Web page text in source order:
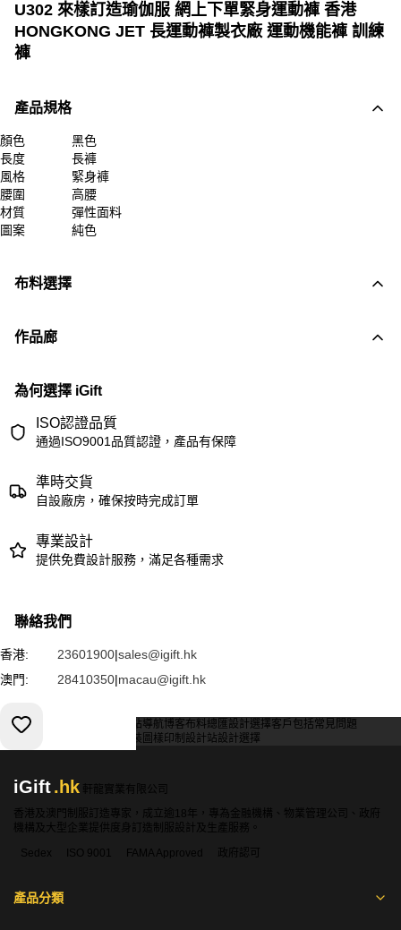
U302 來樣訂造瑜伽服 網上下單緊身運動褲 香港
HONGKONG JET 長運動褲製衣廠 運動機能褲 訓練
褲
產品規格
顏色
黑色
長度
長褲
風格
緊身褲
腰圍
高腰
材質
彈性面料
圖案
純色
布料選擇
作品廊
為何選擇 iGift
ISO認證品質
通過ISO9001品質認證，產品有保障
準時交貨
自設廠房，確保按時完成訂單
專業設計
提供免費設計服務，滿足各種需求
聯絡我們
香港: 23601900|sales@igift.hk
澳門:
28410350|macau@igift.hk
服務條款 網站導航博客布料總匯設計選擇客戶包括常見問題
輔料包裝 圖樣印制 設計站設計選擇
iGift.hk
軒龍實業有限公司
香港及澳門制服訂造專家，成立逾18年，專為金融機構、物業管理公司、政府
機構及大型企業提供度身訂造制服設計及生產服務。
Sedex
ISO 9001 FAMA Approved 政府認可
產品分類